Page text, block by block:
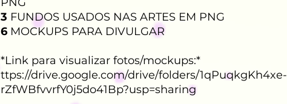
3 FUNDOS USADOS NAS ARTES EM PNG
6 MOCKUPS PARA DIVULGAR
*Link para visualizar fotos/mockups:*
ttps://drive.google.com/drive/folders/1qPuqkgKh4xe-
rZfWBfvvrfY0j5do41Bp?usp=sharing